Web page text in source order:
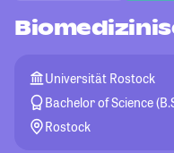
Universität Rostock
Bachelor of Science
Rostock